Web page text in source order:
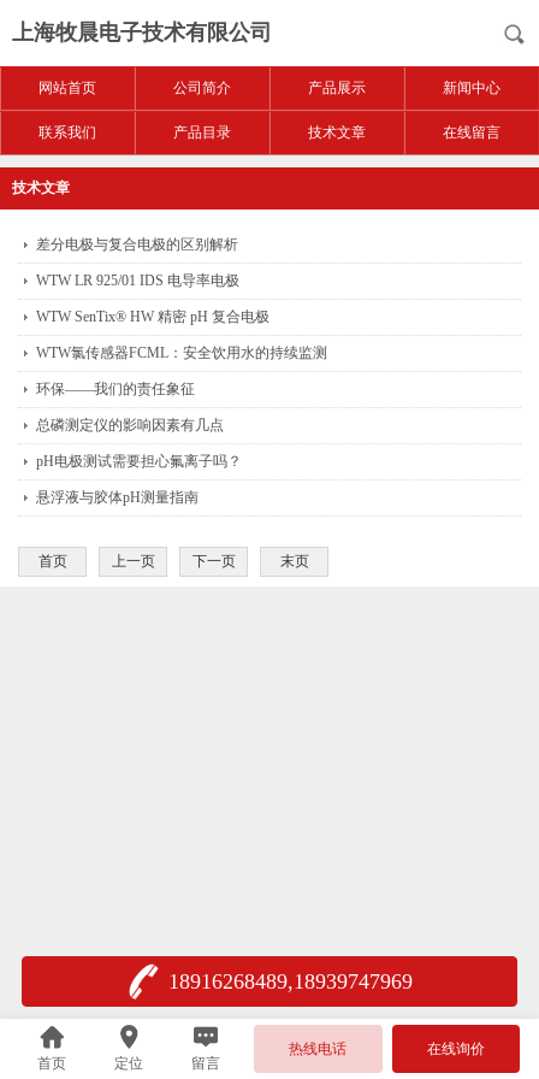
上海牧晨电子技术有限公司
网站首页 公司简介 产品展示 新闻中心
联系我们 产品目录 技术文章 在线留言
技术文章
差分电极与复合电极的区别解析
WTW LR 925/01 IDS 电导率电极
WTW SenTix® HW 精密 pH 复合电极
WTW氯传感器FCML：安全饮用水的持续监测
环保——我们的责任象征
总磷测定仪的影响因素有几点
pH电极测试需要担心氟离子吗？
悬浮液与胶体pH测量指南
首页 上一页 下一页 末页
18916268489,18939747969
首页 定位 留言
热线电话 在线询价